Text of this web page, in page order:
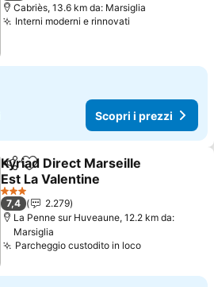
Cabriès, 13.6 km da: Marsiglia
Interni moderni e rinnovati
Scopri i prezzi
CondividiAggiungi ai preferiti
Kyriad Direct Marseille
Est La Valentine
Scopri i prezzi
3 Stelle
7,4
2.279
La Penne sur Huveaune, 12.2 km da:
Marsiglia
Parcheggio custodito in locoScopri i